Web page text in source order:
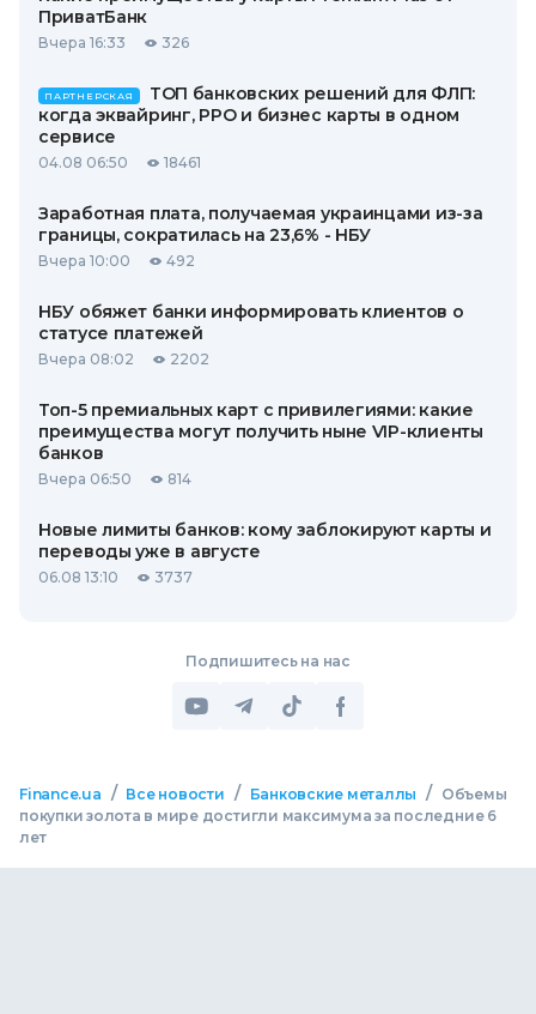
ПриватБанк
Вчера 16:33 326
ПАРТНЕРСКАЯ
ТОП банковских решений для ФЛП:
когда эквайринг, РРО и бизнес карты в одном
сервисе
04.08 06:50 18461
Заработная плата, получаемая украинцами из-за
границы, сократилась на 23,6% - НБУ
Вчера 10:00 492
НБУ обяжет банки информировать клиентов о
статусе платежей
Вчера 08:02 2202
Топ-5 премиальных карт с привилегиями: какие
преимущества могут получить ныне VIP-клиенты
банков
Вчера 06:50 814
Новые лимиты банков: кому заблокируют карты и
переводы уже в августе
06.08 13:10 3737
Подпишитесь на нас
Finance.ua / Все новости / Банковские металлы /
Объемы
покупки золота в мире достигли максимума за последние 6
лет